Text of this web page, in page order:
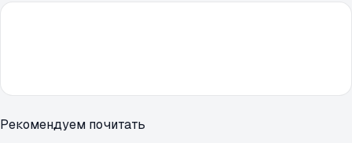
Рекомендуем почитать